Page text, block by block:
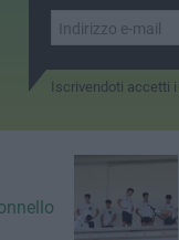
Iscrivendoti accetti i